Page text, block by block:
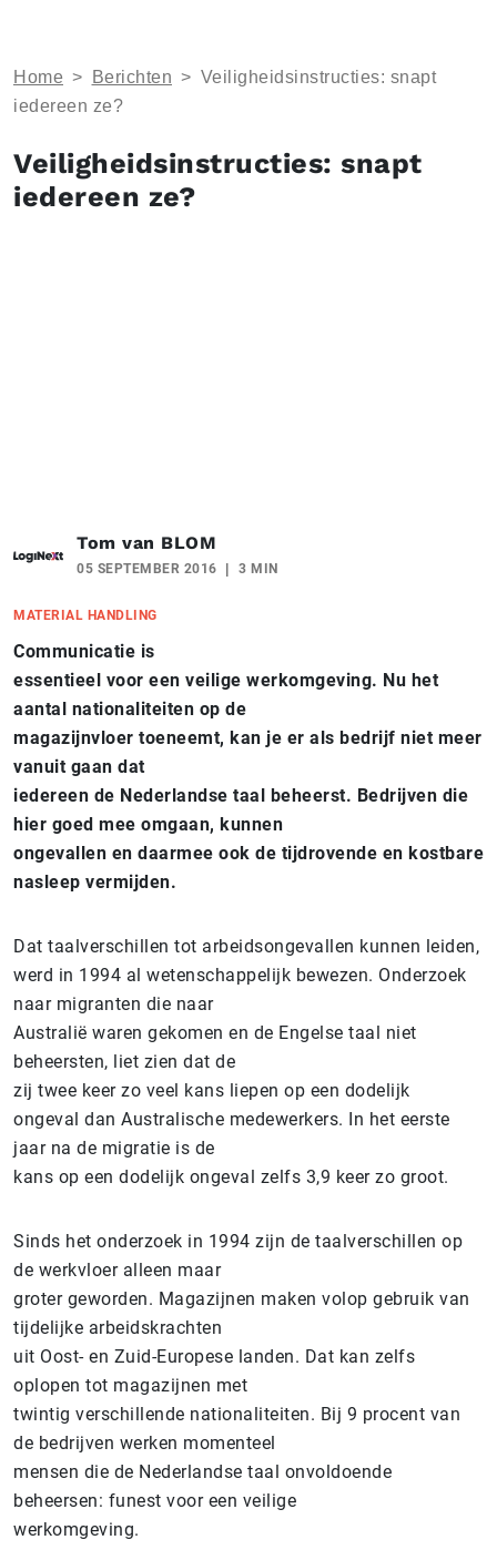
Home > Berichten > Veiligheidsinstructies: snapt
iedereen ze?
Veiligheidsinstructies: snapt
iedereen ze?
Tom van BLOM
05 SEPTEMBER 2016 3 MIN
MATERIAL HANDLING
Communicatie is
essentieel voor een veilige werkomgeving. Nu het
aantal nationaliteiten op de
magazijnvloer toeneemt, kan je er als bedrijf niet meer
vanuit gaan dat
iedereen de Nederlandse taal beheerst. Bedrijven die
hier goed mee omgaan, kunnen
ongevallen en daarmee ook de tijdrovende en kostbare
nasleep vermijden.
Dat taalverschillen tot arbeidsongevallen kunnen leiden,
werd in 1994 al wetenschappelijk bewezen. Onderzoek
naar migranten die naar
Australië waren gekomen en de Engelse taal niet
beheersten, liet zien dat de
zij twee keer zo veel kans liepen op een dodelijk
ongeval dan Australische medewerkers. In het eerste
jaar na de migratie is de
kans op een dodelijk ongeval zelfs 3,9 keer zo groot.
Sinds het onderzoek in 1994 zijn de taalverschillen op
de werkvloer alleen maar
groter geworden. Magazijnen maken volop gebruik van
tijdelijke arbeidskrachten
uit Oost- en Zuid-Europese landen. Dat kan zelfs
oplopen tot magazijnen met
twintig verschillende nationaliteiten. Bij 9 procent van
de bedrijven werken momenteel
mensen die de Nederlandse taal onvoldoende
beheersen: funest voor een veilige
werkomgeving.